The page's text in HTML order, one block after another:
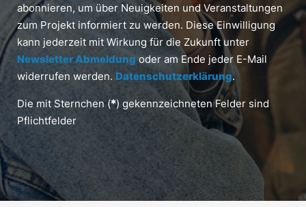
abonnieren, um über Neuigkeiten und Veranstaltungen
zum Projekt informiert zu werden. Diese Einwilligung
kann jederzeit mit Wirkung für die Zukunft unter
Newsletter Abmeldung oder am Ende jeder E-Mail
widerrufen werden. Datenschutzerklärung.
Die mit Sternchen (*) gekennzeichneten Felder sind
Pflichtfelder